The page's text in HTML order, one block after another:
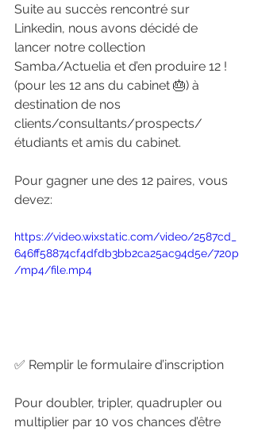
Suite au succès rencontré sur
Linkedin, nous avons décidé de
lancer notre collection
Samba/Actuelia et d’en produire 12 !
(pour les 12 ans du cabinet 🎂) à
destination de nos
clients/consultants/prospects/
étudiants et amis du cabinet.
Pour gagner une des 12 paires, vous
devez:
https://video.wixstatic.com/video/2587cd_
646ff58874cf4dfdb3bb2ca25ac94d5e/720p
/mp4/file.mp4
✅ Remplir le formulaire d’inscription
Pour doubler, tripler, quadrupler ou
multiplier par 10 vos chances d’être